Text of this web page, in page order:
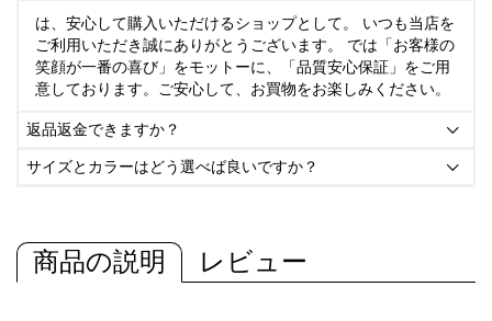
は、安心して購入いただけるショップとして。 いつも当店を
ご利用いただき誠にありがとうございます。 では「お客様の
笑顔が一番の喜び」をモットーに、「品質安心保証」をご用
意しております。ご安心して、お買物をお楽しみください。
返品返金できますか？ 
サイズとカラーはどう選べば良いですか？ 
商品の説明 レビュー